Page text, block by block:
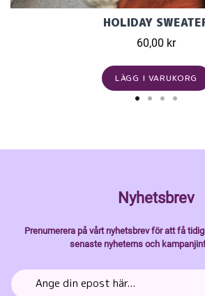
HOLIDAY
60,00 kr
LÄGG I VARUKORG
Nyhetsbrev
Prenumerera på vårt nyhetsbrev för att få
senaste nyheterns och